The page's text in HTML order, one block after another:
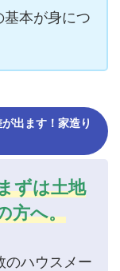
本が身につ
出ます！家造り
ずは土地
方へ。
のハウスメー